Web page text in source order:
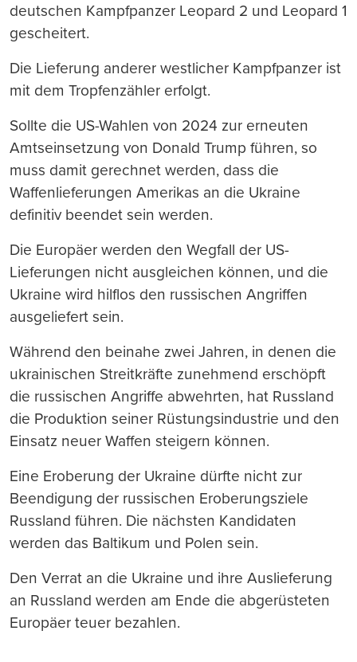
deutschen Kampfpanzer Leopard 2 und Leopard 1
gescheitert.
Die Lieferung anderer westlicher Kampfpanzer ist
mit dem Tropfenzähler erfolgt.
Sollte die US-Wahlen von 2024 zur erneuten
Amtseinsetzung von Donald Trump führen, so
muss damit gerechnet werden, dass die
Waffenlieferungen Amerikas an die Ukraine
definitiv beendet sein werden.
Die Europäer werden den Wegfall der US-
Lieferungen nicht ausgleichen können, und die
Ukraine wird hilflos den russischen Angriffen
ausgeliefert sein.
Während den beinahe zwei Jahren, in denen die
ukrainischen Streitkräfte zunehmend erschöpft
die russischen Angriffe abwehrten, hat Russland
die Produktion seiner Rüstungsindustrie und den
Einsatz neuer Waffen steigern können.
Eine Eroberung der Ukraine dürfte nicht zur
Beendigung der russischen Eroberungsziele
Russland führen. Die nächsten Kandidaten
werden das Baltikum und Polen sein.
Den Verrat an die Ukraine und ihre Auslieferung
an Russland werden am Ende die abgerüsteten
Europäer teuer bezahlen.